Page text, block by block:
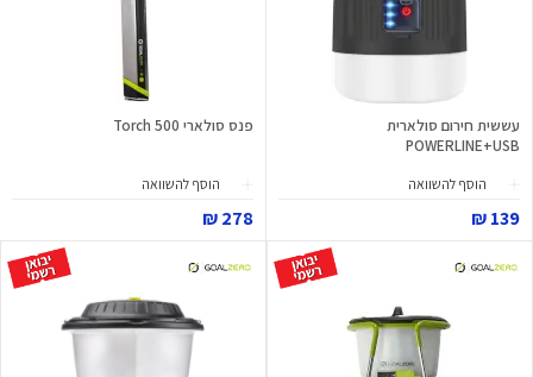
עששית חירום סולארית
POWERLINE+USB
הוסף להשוואה
139 ₪
פנס סולארי Torch 500
הוסף להשוואה
278 ₪